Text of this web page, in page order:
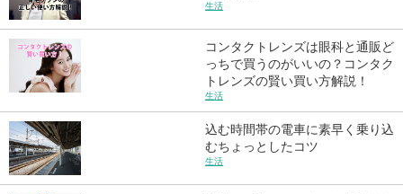
生活
コンタクトレンズは眼科と通販ど
っちで買うのがいいの？コンタク
トレンズの賢い買い方解説！
生活
込む時間帯の電車に素早く乗り込
むちょっとしたコツ
生活